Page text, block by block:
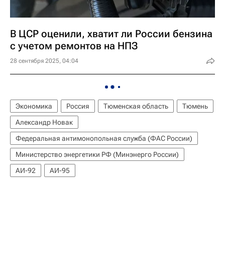
В ЦСР оценили, хватит ли России бензина
с учетом ремонтов на НПЗ
28 сентября 2025, 04:04
Экономика Россия Тюменская область
Тюмень
Александр Новак
Федеральная антимонопольная служба (ФАС России)
Министерство энергетики РФ (Минэнерго России)
АИ-92
АИ-95